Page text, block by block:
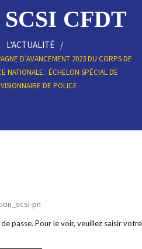
CFDT
L'ACTUALITÉ
D’AVANCEMENT 2023 DU CORPS DE
NATIONALE : ÉCHELON SPÉCIAL DE
DE POLICE
pn
passe. Pour le voir, veuillez saisir votre